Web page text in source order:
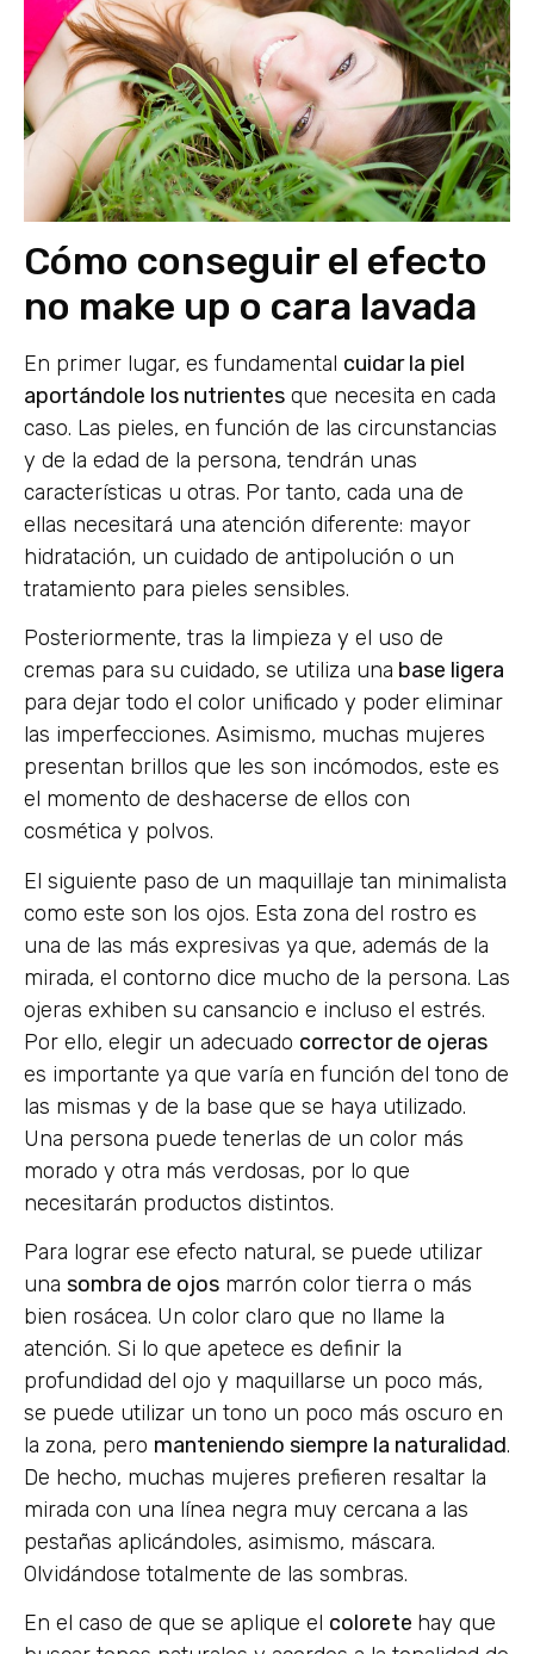
Cómo conseguir el efecto
no make up o cara lavada
En primer lugar, es fundamental cuidar la piel
aportándole los nutrientes que necesita en cada
caso. Las pieles, en función de las circunstancias
y de la edad de la persona, tendrán unas
características u otras. Por tanto, cada una de
ellas necesitará una atención diferente: mayor
hidratación, un cuidado de antipolución o un
tratamiento para pieles sensibles.
Posteriormente, tras la limpieza y el uso de
cremas para su cuidado, se utiliza una base ligera
para dejar todo el color unificado y poder eliminar
las imperfecciones. Asimismo, muchas mujeres
presentan brillos que les son incómodos, este es
el momento de deshacerse de ellos con
cosmética y polvos.
El siguiente paso de un maquillaje tan minimalista
como este son los ojos. Esta zona del rostro es
una de las más expresivas ya que, además de la
mirada, el contorno dice mucho de la persona. Las
ojeras exhiben su cansancio e incluso el estrés.
Por ello, elegir un adecuado corrector de ojeras
es importante ya que varía en función del tono de
las mismas y de la base que se haya utilizado.
Una persona puede tenerlas de un color más
morado y otra más verdosas, por lo que
necesitarán productos distintos.
Para lograr ese efecto natural, se puede utilizar
una sombra de ojos marrón color tierra o más
bien rosácea. Un color claro que no llame la
atención. Si lo que apetece es definir la
profundidad del ojo y maquillarse un poco más,
se puede utilizar un tono un poco más oscuro en
la zona, pero manteniendo siempre la naturalidad.
De hecho, muchas mujeres prefieren resaltar la
mirada con una línea negra muy cercana a las
pestañas aplicándoles, asimismo, máscara.
Olvidándose totalmente de las sombras.
En el caso de que se aplique el colorete hay que